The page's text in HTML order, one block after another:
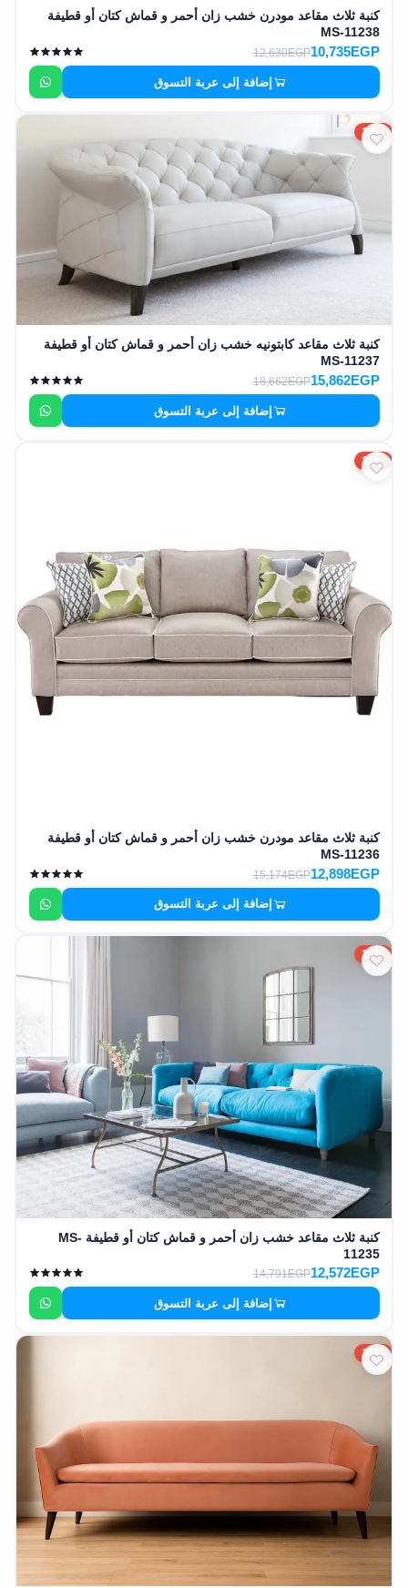
كنبة ثلاث مقاعد مودرن خشب زان أحمر و قماش كتان أو قطيفة
MS-11238
10,735EGP
12,630EGP
إضافة إلى عربة التسوق
15%
كنبة ثلاث مقاعد كابتونيه خشب زان أحمر و قماش كتان أو قطيفة
MS-11237
15,862EGP
18,662EGP
إضافة إلى عربة التسوق
15%
كنبة ثلاث مقاعد مودرن خشب زان أحمر و قماش كتان أو قطيفة
MS-11236
12,898EGP
15,174EGP
إضافة إلى عربة التسوق
15%
كنبة ثلاث مقاعد خشب زان أحمر و قماش كتان أو قطيفة MS-
11235
12,572EGP
14,791EGP
إضافة إلى عربة التسوق
15%